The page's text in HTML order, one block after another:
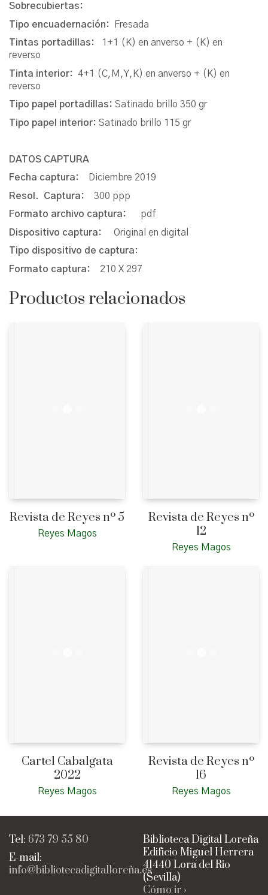
Sobrecubiertas:
Tipo encuadernación:
Fresada
Tintas portadillas:
1+1 (K) en anverso + (K) en
reverso
Tinta interior: 4+1 (C,M,Y,K) en anverso + (K) en
reverso
Tipo papel portadillas: Satinado brillo 350 gr
Tipo papel interior: Satinado brillo 115 gr
DATOS CAPTURA
Fecha captura:
Diciembre 2019
Resol. Captura: 300 ppp
Formato archivo captura: pdf
Dispositivo captura: Original en digital
Tipo dispositivo de captura:
Formato captura: 210 X 297
Productos relacionados
Revista de Reyes nº 5
Reyes Magos
Revista de Reyes nº
12
Reyes Magos
Cartel Cabalgata
2022
Reyes Magos
Revista de Reyes nº
16
Reyes Magos
Tel: 673 79 55 80
E-mail:
info@bibliotecadigitalloreña.es
Biblioteca Digital Loreña
Edificio Miguel Herrera
41440 Lora del Rio
(Sevilla)
Cómo ir ›